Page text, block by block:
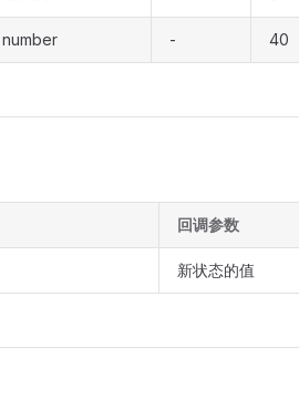
number - 40
回调参数
新状态的值